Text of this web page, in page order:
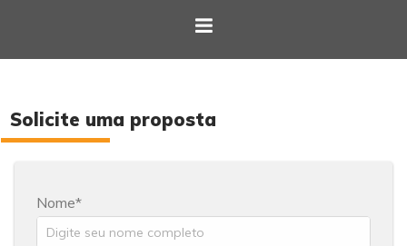
Solicite uma proposta
Nome